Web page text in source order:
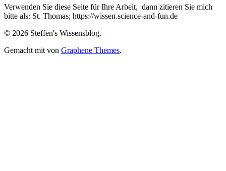
steffen.thomas1
auf
Facebook
anzeigen
steto123
auf
Twitter
anzeigen
steffen3669
auf
Pinterest
anzeigen
Steffen
Thomas
auf
Google+
anzeigen
steto123
auf
Twitch
anzeigen
Verwenden Sie diese Seite für Ihre Arbeit, dann zitieren Sie mich
bitte als: St. Thomas; https://wissen.science-and-fun.de
© 2026 Steffen's Wissensblog.
Gemacht mit von Graphene Themes.